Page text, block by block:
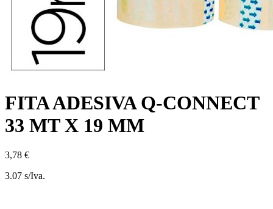
FITA ADESIVA Q-CONNECT
33 MT X 19 MM
3,78 €
3.07 s/Iva.